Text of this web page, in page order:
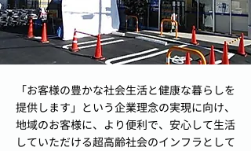
「お客様の豊かな社会生活と健康な暮らしを
提供します」という企業理念の実現に向け、
地域のお客様に、より便利で、安心して生活
していただける超高齢社会のインフラとして